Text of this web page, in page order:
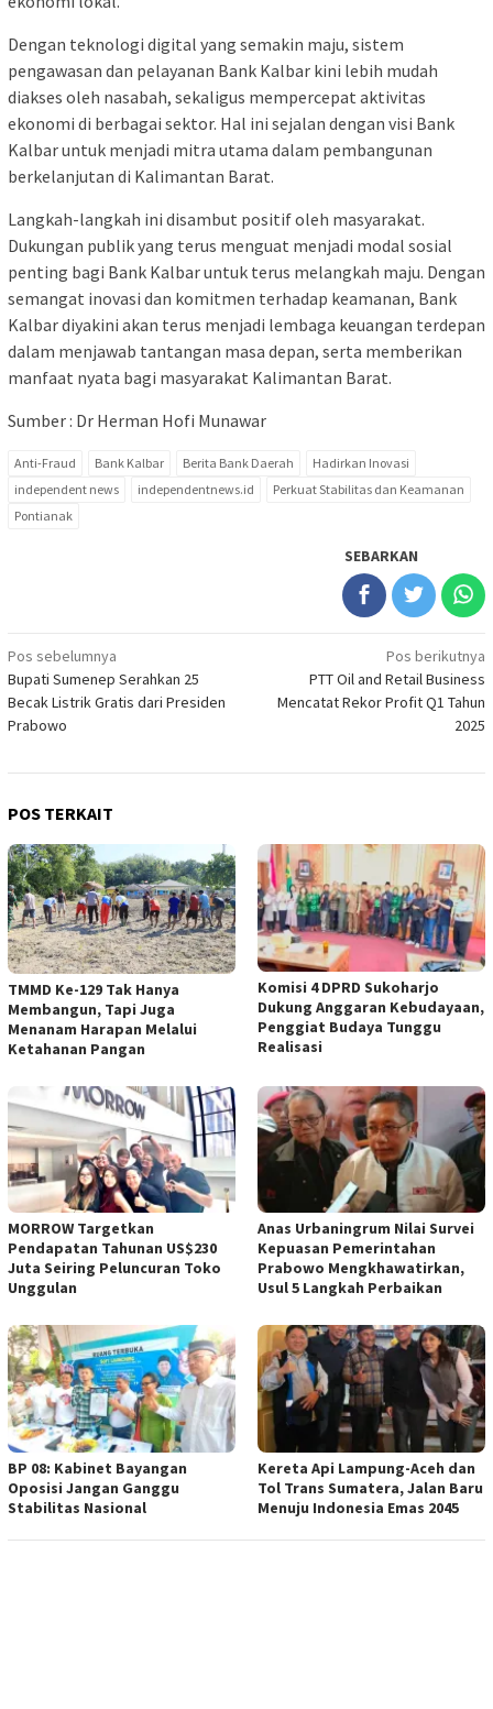
Dengan teknologi digital yang semakin maju, sistem
pengawasan dan pelayanan Bank Kalbar kini lebih mudah
diakses oleh nasabah, sekaligus mempercepat aktivitas
ekonomi di berbagai sektor. Hal ini sejalan dengan visi Bank
Kalbar untuk menjadi mitra utama dalam pembangunan
berkelanjutan di Kalimantan Barat.
Langkah-langkah ini disambut positif oleh masyarakat.
Dukungan publik yang terus menguat menjadi modal sosial
penting bagi Bank Kalbar untuk terus melangkah maju. Dengan
semangat inovasi dan komitmen terhadap keamanan, Bank
Kalbar diyakini akan terus menjadi lembaga keuangan terdepan
dalam menjawab tantangan masa depan, serta memberikan
manfaat nyata bagi masyarakat Kalimantan Barat.
Sumber : Dr Herman Hofi Munawar
Anti-Fraud Bank Kalbar Berita Bank Daerah
Hadirkan Inovasi
independent news
independentnews.id
Perkuat Stabilitas dan Keamanan
Pontianak
SEBARKAN
Navigasi
pos
Pos sebelumnya
Bupati Sumenep Serahkan 25
Becak Listrik Gratis dari Presiden
Prabowo
Pos berikutnya
PTT Oil and Retail Business
Mencatat Rekor Profit Q1 Tahun
2025
POS TERKAIT
TMMD Ke-129 Tak Hanya
Membangun, Tapi Juga
Menanam Harapan Melalui
Ketahanan Pangan
Komisi 4 DPRD Sukoharjo
Dukung Anggaran Kebudayaan,
Penggiat Budaya Tunggu
Realisasi
MORROW Targetkan
Pendapatan Tahunan US$230
Juta Seiring Peluncuran Toko
Unggulan
Anas Urbaningrum Nilai Survei
Kepuasan Pemerintahan
Prabowo Mengkhawatirkan,
Usul 5 Langkah Perbaikan
BP 08: Kabinet Bayangan
Oposisi Jangan Ganggu
Stabilitas Nasional
Kereta Api Lampung-Aceh dan
Tol Trans Sumatera, Jalan Baru
Menuju Indonesia Emas 2045